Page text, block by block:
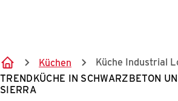
Küchen
Küche Industrial
TRENDKÜCHE IN SCHWARZBETON
SIERRA